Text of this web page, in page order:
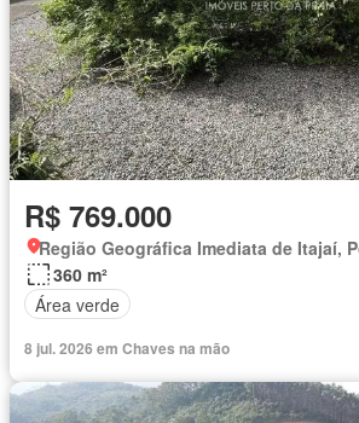
R$ 769.000
Região Geográfica Imediata de Itajaí,
360 m²
Área verde
8 jul. 2026 em Chaves na mão